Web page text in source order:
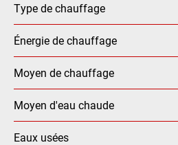
Type de chauffage
Énergie de chauffage
Moyen de chauffage
Moyen d'eau chaude
Eaux usées